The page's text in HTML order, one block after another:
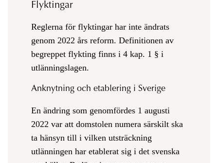
Flyktingar
Reglerna för flyktingar har inte ändrats
genom 2022 års reform. Definitionen av
begreppet flykting finns i 4 kap. 1 § i
utlänningslagen.
Anknytning och etablering i Sverige
En ändring som genomfördes 1 augusti
2022 var att domstolen numera särskilt ska
ta hänsyn till i vilken utsträckning
utlänningen har etablerat sig i det svenska